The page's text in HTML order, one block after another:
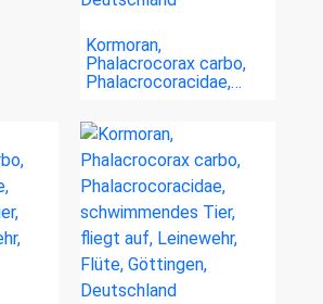
Kormoran,
Phalacrocorax carbo,
Phalacrocoracidae,…